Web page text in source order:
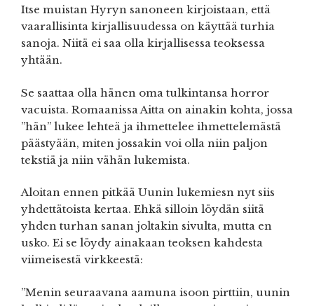
Itse muistan Hyryn sanoneen kirjoistaan, että
vaarallisinta kirjallisuudessa on käyttää turhia
sanoja. Niitä ei saa olla kirjallisessa teoksessa
yhtään.
Se saattaa olla hänen oma tulkintansa horror
vacuista. Romaanissa Aitta on ainakin kohta, jossa
”hän” lukee lehteä ja ihmettelee ihmettelemästä
päästyään, miten jossakin voi olla niin paljon
tekstiä ja niin vähän lukemista.
Aloitan ennen pitkää Uunin lukemiesn nyt siis
yhdettätoista kertaa. Ehkä silloin löydän siitä
yhden turhan sanan joltakin sivulta, mutta en
usko. Ei se löydy ainakaan teoksen kahdesta
viimeisestä virkkeestä:
”Menin seuraavana aamuna isoon pirttiin, uunin